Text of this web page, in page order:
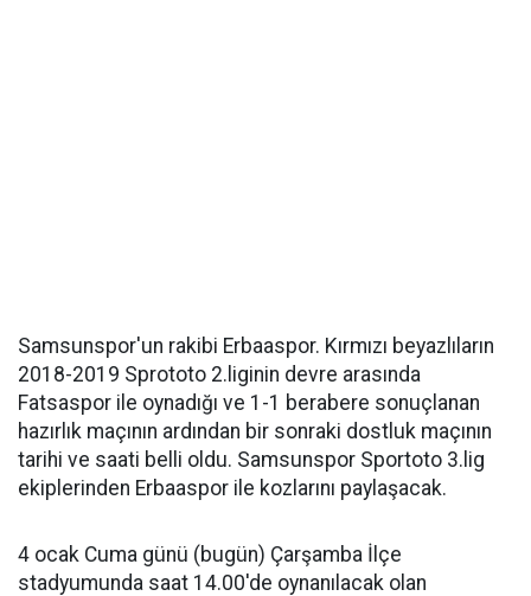
Samsunspor'un rakibi Erbaaspor. Kırmızı beyazlıların
2018-2019 Sprototo 2.liginin devre arasında
Fatsaspor ile oynadığı ve 1-1 berabere sonuçlanan
hazırlık maçının ardından bir sonraki dostluk maçının
tarihi ve saati belli oldu. Samsunspor Sportoto 3.lig
ekiplerinden Erbaaspor ile kozlarını paylaşacak.
4 ocak Cuma günü (bugün) Çarşamba İlçe
stadyumunda saat 14.00'de oynanılacak olan